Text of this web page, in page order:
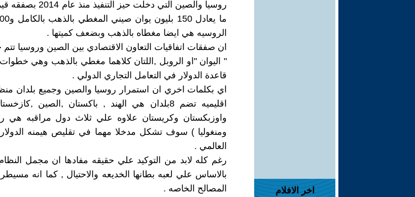
اخر الافلام
الروسيه هي ايضا مغطاه بالذهب وبضعف كميتها .
ان صفقات اتفاقيات التعاون الاقتصادي بين الصين وروسيا تتم
" اليوان "او الروبل ,اللتان كلاهما مغطي بالذهب وهي
قاعدة الدولار في التعامل التجاري الدولي .
اي بكلمات اخري ان استمرار روسيا والصين وجميع بلدان
اقليميه تضم 8بلدان هي الهند , باكستان ,الصين
واوزبكستان وكريستان علاوه علي ثلاث دول مراقبه هي
ومنغوليا ) سوف تشكل مدخلا مهما في تقليص هيمنه الدولار
العالمي .
رغم كله لابد من التوكيد علي حقيقه مفادها ان مجمل
بالاساس علي لعبه بطانها الخديعه والاحتيال , كما انه
المصالح الخاصه .